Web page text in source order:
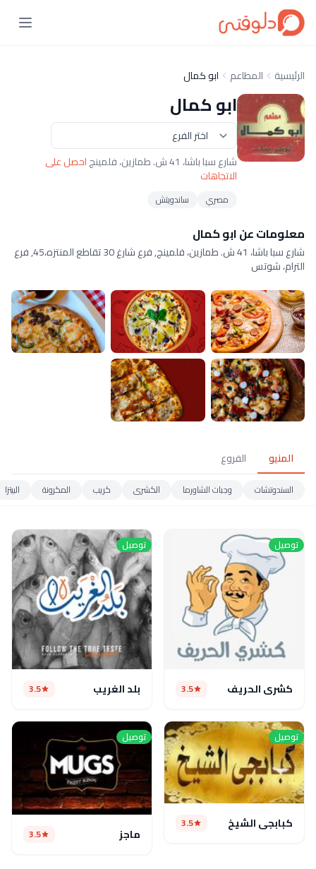
الرئيسية المطاعم ابو كمال
ابو كمال
شارع سبا باشا، 41 ش. طمازين، فلمينج احصل على
الاتجاهات
مصري ساندويتش
معلومات عن ابو كمال
شارع سبا باشا، 41 ش. طمازين، فلمينج, فرع شارغ 30 تقاطع المنتزه،45, فرع
الترام، شوتس
المنيو الفروع
السندوتشات وجبات الشاورما الكشرى كريب المكرونة البيتزا
توصيل
كشرى الحريف 3.5
توصيل
بلد الغريب 3.5
توصيل
كبابجي الشيخ 3.5
توصيل
ماجز 3.5